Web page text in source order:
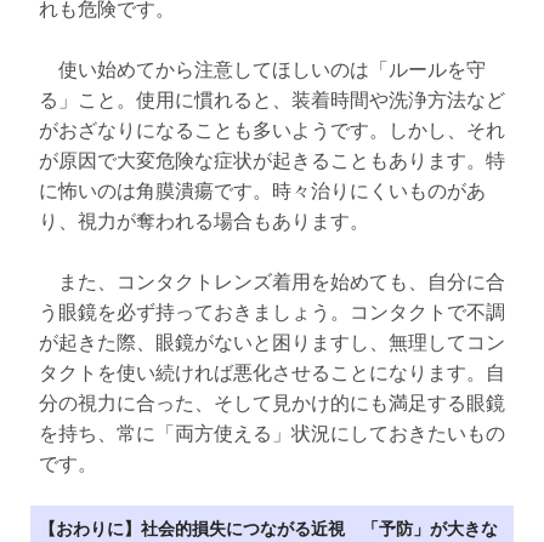
れも危険です。
使い始めてから注意してほしいのは「ルールを守
る」こと。使用に慣れると、装着時間や洗浄方法など
がおざなりになることも多いようです。しかし、それ
が原因で大変危険な症状が起きることもあります。特
に怖いのは角膜潰瘍です。時々治りにくいものがあ
り、視力が奪われる場合もあります。
また、コンタクトレンズ着用を始めても、自分に合
う眼鏡を必ず持っておきましょう。コンタクトで不調
が起きた際、眼鏡がないと困りますし、無理してコン
タクトを使い続ければ悪化させることになります。自
分の視力に合った、そして見かけ的にも満足する眼鏡
を持ち、常に「両方使える」状況にしておきたいもの
です。
【おわりに】社会的損失につながる近視 「予防」が大きな